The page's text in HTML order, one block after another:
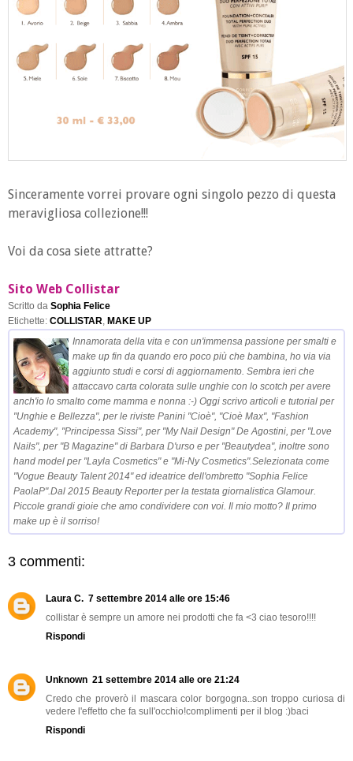
Sinceramente vorrei provare ogni singolo pezzo di questa
meravigliosa collezione!!!
Voi da cosa siete attratte?
Sito Web Collistar
Scritto da Sophia Felice
Etichette: COLLISTAR MAKE UP
Innamorata della vita e con un'immensa passione per smalti e
make up fin da quando ero poco più che bambina, ho via via
aggiunto studi e corsi di aggiornamento. Sembra ieri che
attaccavo carta colorata sulle unghie con lo scotch per avere
anch'io lo smalto come mamma e nonna :-) Oggi scrivo articoli e tutorial per
"Unghie e Bellezza", per le riviste Panini "Cioè", "Cioè Max", "Fashion
Academy", "Principessa Sissi", per "My Nail Design" De Agostini, per "Love
Nails", per "B Magazine" di Barbara D'urso e per "Beautydea", inoltre sono
hand model per "Layla Cosmetics" e "Mi-Ny Cosmetics".Selezionata come
"Vogue Beauty Talent 2014" ed ideatrice dell'ombretto "Sophia Felice
PaolaP".Dal 2015 Beauty Reporter per la testata giornalistica Glamour.
Piccole grandi gioie che amo condividere con voi. Il mio motto? Il primo
make up è il sorriso!
3 commenti:
Laura C. 7 settembre 2014 alle ore 15:46
collistar è sempre un amore nei prodotti che fa <3 ciao tesoro!!!!
Rispondi
Unknown 21 settembre 2014 alle ore 21:24
Credo che proverò il mascara color borgogna..son troppo curiosa di
vedere l'effetto che fa sull'occhio!complimenti per il blog :)baci
Rispondi